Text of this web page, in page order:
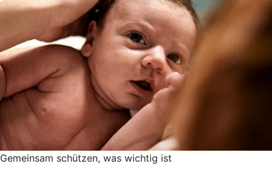
Gemeinsam schützen, was wichtig ist